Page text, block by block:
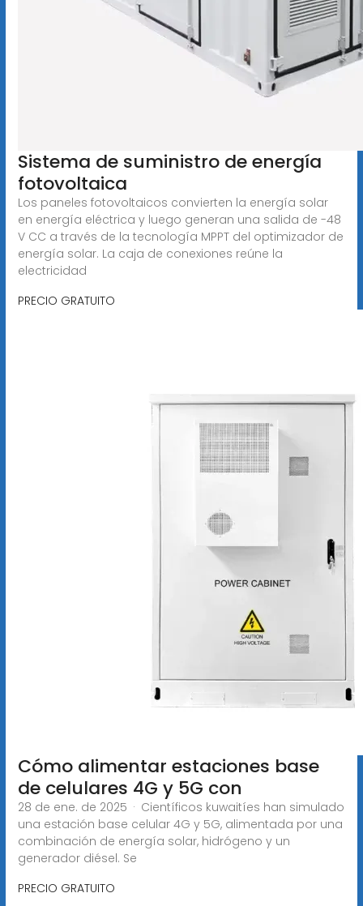
Sistema de suministro de energía
fotovoltaica
Los paneles fotovoltaicos convierten la energía solar
en energía eléctrica y luego generan una salida de -48
V CC a través de la tecnología MPPT del optimizador de
energía solar. La caja de conexiones reúne la
electricidad
PRECIO GRATUITO
Cómo alimentar estaciones base
de celulares 4G y 5G con
28 de ene. de 2025 · Científicos kuwaitíes han simulado
una estación base celular 4G y 5G, alimentada por una
combinación de energía solar, hidrógeno y un
generador diésel. Se
PRECIO GRATUITO